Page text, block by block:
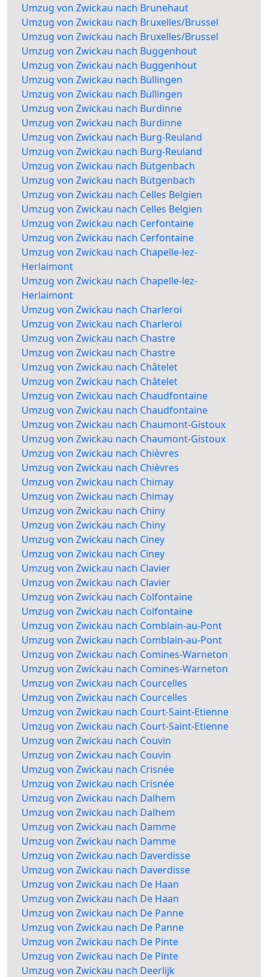
Umzug von Zwickau nach Brunehaut
Umzug von Zwickau nach Bruxelles/Brussel
Umzug von Zwickau nach Bruxelles/Brussel
Umzug von Zwickau nach Buggenhout
Umzug von Zwickau nach Buggenhout
Umzug von Zwickau nach Büllingen
Umzug von Zwickau nach Büllingen
Umzug von Zwickau nach Burdinne
Umzug von Zwickau nach Burdinne
Umzug von Zwickau nach Burg-Reuland
Umzug von Zwickau nach Burg-Reuland
Umzug von Zwickau nach Bütgenbach
Umzug von Zwickau nach Bütgenbach
Umzug von Zwickau nach Celles Belgien
Umzug von Zwickau nach Celles Belgien
Umzug von Zwickau nach Cerfontaine
Umzug von Zwickau nach Cerfontaine
Umzug von Zwickau nach Chapelle-lez-
Herlaimont
Umzug von Zwickau nach Chapelle-lez-
Herlaimont
Umzug von Zwickau nach Charleroi
Umzug von Zwickau nach Charleroi
Umzug von Zwickau nach Chastre
Umzug von Zwickau nach Chastre
Umzug von Zwickau nach Châtelet
Umzug von Zwickau nach Châtelet
Umzug von Zwickau nach Chaudfontaine
Umzug von Zwickau nach Chaudfontaine
Umzug von Zwickau nach Chaumont-Gistoux
Umzug von Zwickau nach Chaumont-Gistoux
Umzug von Zwickau nach Chièvres
Umzug von Zwickau nach Chièvres
Umzug von Zwickau nach Chimay
Umzug von Zwickau nach Chimay
Umzug von Zwickau nach Chiny
Umzug von Zwickau nach Chiny
Umzug von Zwickau nach Ciney
Umzug von Zwickau nach Ciney
Umzug von Zwickau nach Clavier
Umzug von Zwickau nach Clavier
Umzug von Zwickau nach Colfontaine
Umzug von Zwickau nach Colfontaine
Umzug von Zwickau nach Comblain-au-Pont
Umzug von Zwickau nach Comblain-au-Pont
Umzug von Zwickau nach Comines-Warneton
Umzug von Zwickau nach Comines-Warneton
Umzug von Zwickau nach Courcelles
Umzug von Zwickau nach Courcelles
Umzug von Zwickau nach Court-Saint-Etienne
Umzug von Zwickau nach Court-Saint-Etienne
Umzug von Zwickau nach Couvin
Umzug von Zwickau nach Couvin
Umzug von Zwickau nach Crisnée
Umzug von Zwickau nach Crisnée
Umzug von Zwickau nach Dalhem
Umzug von Zwickau nach Dalhem
Umzug von Zwickau nach Damme
Umzug von Zwickau nach Damme
Umzug von Zwickau nach Daverdisse
Umzug von Zwickau nach Daverdisse
Umzug von Zwickau nach De Haan
Umzug von Zwickau nach De Haan
Umzug von Zwickau nach De Panne
Umzug von Zwickau nach De Panne
Umzug von Zwickau nach De Pinte
Umzug von Zwickau nach De Pinte
Umzug von Zwickau nach Deerlijk